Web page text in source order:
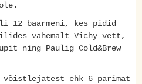
12 baarmeni, kes pidid
vähemalt Vichy vett,
ning Paulig Cold&Brew
võistlejatest ehk 6 parimat